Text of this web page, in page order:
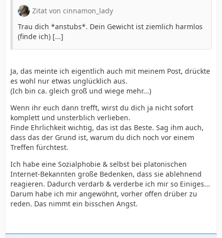
Zitat von cinnamon_lady
Trau dich *anstubs*. Dein Gewicht ist ziemlich harmlos
(finde ich) [...]
Ja, das meinte ich eigentlich auch mit meinem Post, drückte
es wohl nur etwas unglücklich aus.
(Ich bin ca. gleich groß und wiege mehr...)
Wenn ihr euch dann trefft, wirst du dich ja nicht sofort
komplett und unsterblich verlieben.
Finde Ehrlichkeit wichtig, das ist das Beste. Sag ihm auch,
dass das der Grund ist, warum du dich noch vor einem
Treffen fürchtest.
Ich habe eine Sozialphobie & selbst bei platonischen
Internet-Bekannten große Bedenken, dass sie ablehnend
reagieren. Dadurch verdarb & verderbe ich mir so Einiges...
Darum habe ich mir angewöhnt, vorher offen drüber zu
reden. Das nimmt ein bisschen Angst.